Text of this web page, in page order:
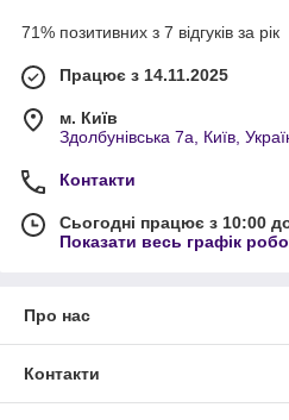
71% позитивних з 7 відгуків за рік
Працює з 14.11.2025
м. Київ
Здолбунівська 7а, Київ,
Контакти
Сьогодні працює з 10:00
Показати весь графік
Про нас
Контакти